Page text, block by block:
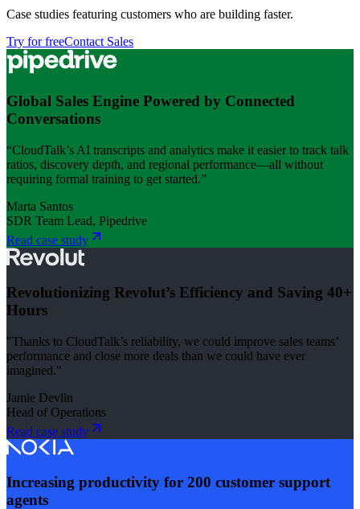
Case studies featuring customers who are building faster.
Try for freeContact Sales
Global Sales Engine Powered by Connected
Conversations
“CloudTalk’s AI transcripts and analytics make it easier to track talk
ratios, discovery depth, and regional performance—all without
requiring formal training to get started.”
Marta Santos
SDR Team Lead, Pipedrive
Read case study
Revolutionizing Revolut’s Efficiency and Saving 40+
Hours
"Thanks to CloudTalk’s reliability, we could improve sales teams’
performance and close more deals than we could have ever
imagined."
Jamie Devlin
Head of Operations
Read case study
Increasing productivity for 200 customer support
agents